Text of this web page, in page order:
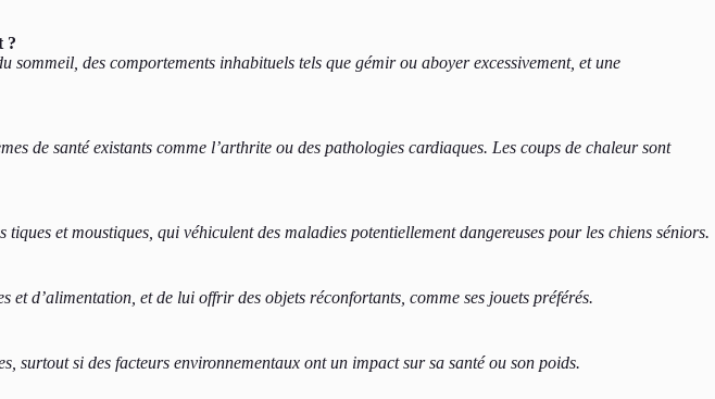
?
sommeil, des comportements inhabituels tels que gémir ou aboyer excessivement, et une
de santé existants comme l’arthrite ou des pathologies cardiaques. Les coups de chaleur sont
et moustiques, qui véhiculent des maladies potentiellement dangereuses pour les chiens séniors.
d’alimentation, et de lui offrir des objets réconfortants, comme ses jouets préférés.
si des facteurs environnementaux ont un impact sur sa santé ou son poids.